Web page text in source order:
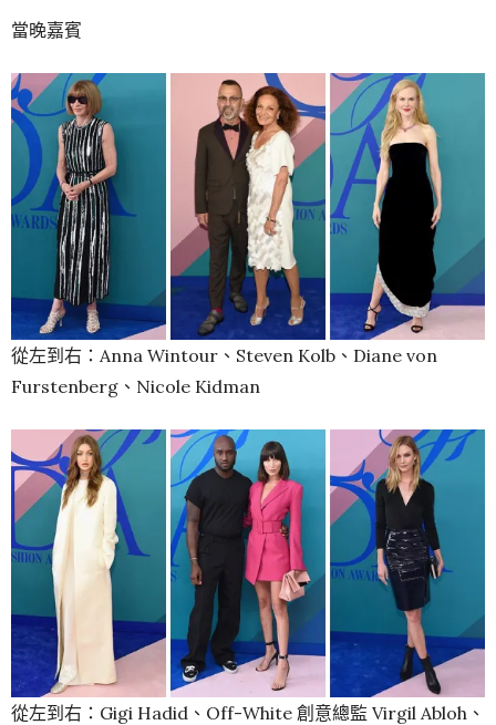
當晚嘉賓
從左到右：Anna Wintour、Steven Kolb、Diane von
Furstenberg、Nicole Kidman
從左到右：Gigi Hadid、Off-White 創意總監 Virgil Abloh、